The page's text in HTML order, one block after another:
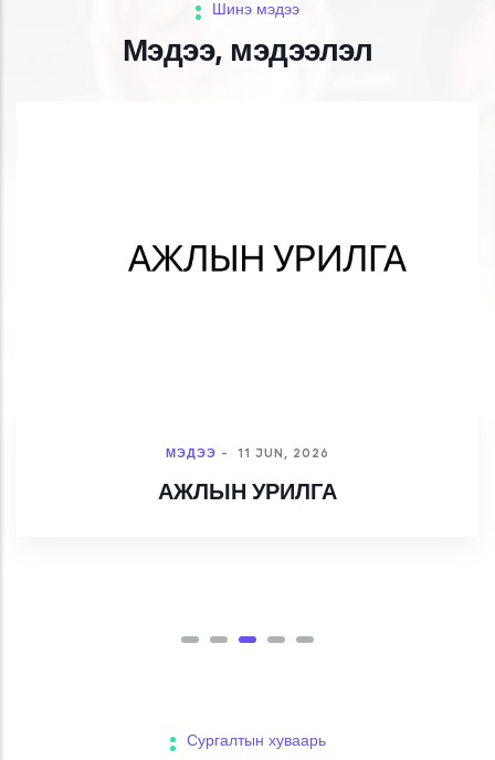
Шинэ мэдээ
Мэдээ, мэдээлэл
МЭДЭЭ - 11 JUN, 2026
АЖЛЫН УРИЛГА
Сургалтын хуваарь